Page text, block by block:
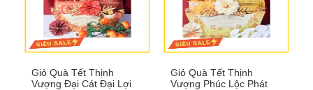
Giỏ Quà Tết Thịnh
Vượng Đại Cát Đại Lợi
Giỏ Quà Tết Thịnh
Vượng Phúc Lộc Phát